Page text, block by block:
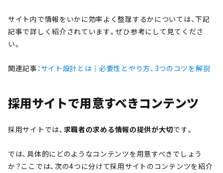
サイト内で情報をいかに効率よく整理するかについては、下記
記事で詳しく紹介されています。ぜひ参考にして見てくださ
い。
関連記事：サイト設計とは｜必要性とやり方、3つのコツを解説
採用サイトで用意すべきコンテンツ
採用サイトでは、 求職者の求める情報の提供が大切です。
では、具体的にどのようなコンテンツを用意すべきでしょう
か？ここでは、次の4つに分けて採用サイトのコンテンツを紹介